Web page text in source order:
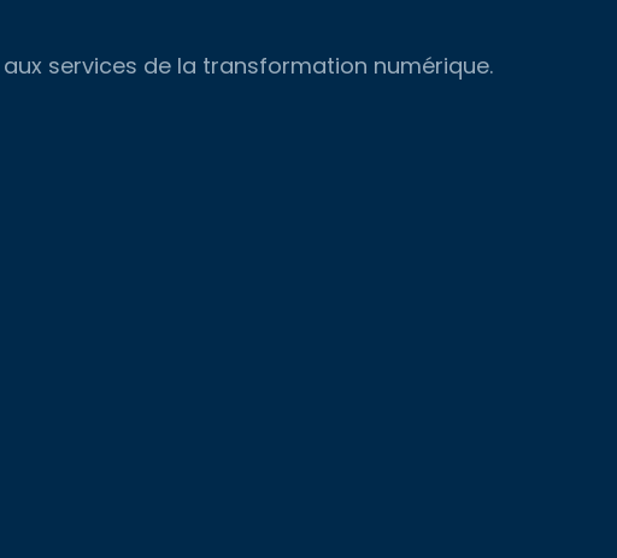
services de la transformation numérique.